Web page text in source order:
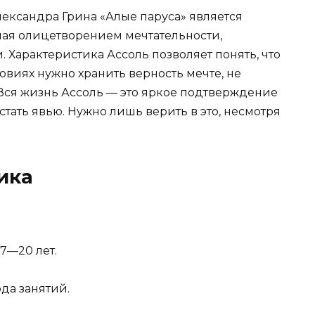
Грина «Алые паруса» является
олицетворением мечтательности,
Ассоль позволяет понять, что
нужно хранить верность мечте, не
жизнь Ассоль — это яркое подтверждение
явью. Нужно лишь верить в это, несмотря
лет.
занятий.